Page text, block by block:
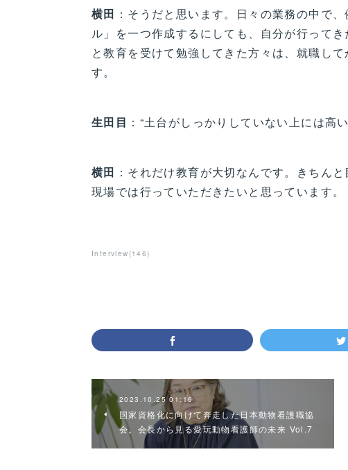
横田 ：そうだと思います。日々の業務の中で
ル」を一つ作成するにしても、自分が行って
と教育を受けて勉強してきた方々は、就職し
す。
生田目 ：“土台がしっかりしていない上には高
横田 ：それだけ教育が大切なんです。きちん
現場では行っていただきたいと思っています。
Interview (146)
2023.10.25 01:16
国家資格化に向けて奔走した日本動物看護職協
会。会長から見る愛玩動物看護師の未来 Vol.7